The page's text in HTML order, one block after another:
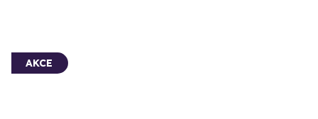
AKCE